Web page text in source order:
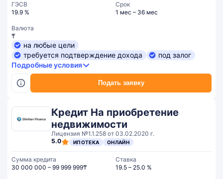
Подать заявку
ГЭСВ
19.9 %
Срок
1 мес – 36 мес
Валюта
₸
на любые цели
требуется подтверждение дохода
под залог
Подробные условия
Кредит На приобретение
недвижимости
Лицензия №1.1.258 от 03.02.2020 г.
5.0
ИПОТЕКА ОНЛАЙН
Сумма кредита
30 000 000 – 99 999 999₸
Ставка
19.5 – 25.0 %